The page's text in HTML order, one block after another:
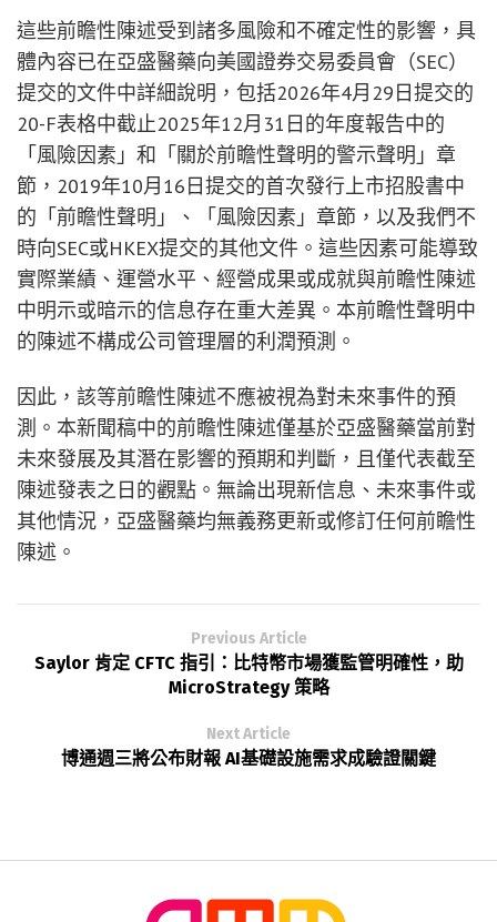
這些前瞻性陳述受到諸多風險和不確定性的影響，具
體內容已在亞盛醫藥向美國證券交易委員會（SEC）
提交的文件中詳細說明，包括2026年4月29日提交的
20-F表格中截止2025年12月31日的年度報告中的
「風險因素」和「關於前瞻性聲明的警示聲明」章
節，2019年10月16日提交的首次發行上市招股書中
的「前瞻性聲明」、「風險因素」章節，以及我們不
時向SEC或HKEX提交的其他文件。這些因素可能導致
實際業績、運營水平、經營成果或成就與前瞻性陳述
中明示或暗示的信息存在重大差異。本前瞻性聲明中
的陳述不構成公司管理層的利潤預測。
因此，該等前瞻性陳述不應被視為對未來事件的預
測。本新聞稿中的前瞻性陳述僅基於亞盛醫藥當前對
未來發展及其潛在影響的預期和判斷，且僅代表截至
陳述發表之日的觀點。無論出現新信息、未來事件或
其他情況，亞盛醫藥均無義務更新或修訂任何前瞻性
陳述。
Previous Article
Saylor 肯定 CFTC 指引：比特幣市場獲監管明確性，助
MicroStrategy 策略
Next Article
博通週三將公布財報 AI基礎設施需求成驗證關鍵